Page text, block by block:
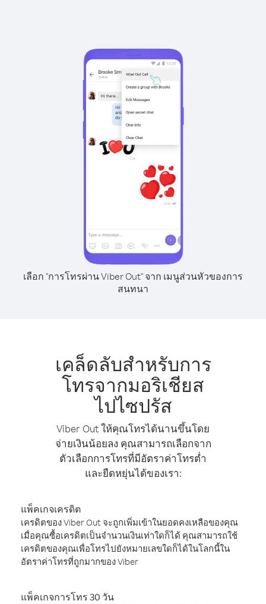
เลือก "การโทรผ่าน Viber Out" จาก เมนูส่วนหัวของการ
สนทนา
เคล็ดลับสำหรับการ
โทรจากมอริเชียส
ไปไซปรัส
Viber Out ให้คุณโทรได้นานขึ้นโดย
จ่ายเงินน้อยลง คุณสามารถเลือกจาก
ตัวเลือกการโทรที่มีอัตราค่าโทรต่ำ
และยืดหยุ่นได้ของเรา:
แพ็คเกจเครดิต
เครดิตของ Viber Out จะถูกเพิ่มเข้าในยอดคงเหลือของคุณ
เมื่อคุณซื้อเครดิตเป็นจำนวนเงินเท่าใดก็ได้ คุณสามารถใช้
เครดิตของคุณเพื่อโทรไปยังหมายเลขใดก็ได้ในโลกนี้ใน
อัตราค่าโทรที่ถูกมากของ Viber
แพ็คเกจการโทร 30 วัน